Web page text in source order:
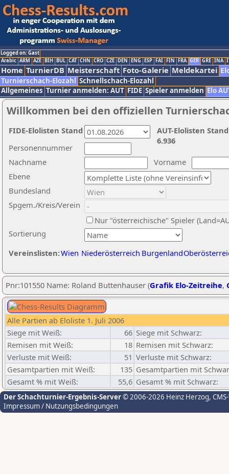
Logged on: Gast
Arabic ARM AZE BIH BUL CAT CHN CRO CZE DEN ENG ESP FAI FIN FRA GER GRE INA
Home TurnierDB Meisterschaft Foto-Galerie Meldekartei
Turnierschach-Elozahl Schnellschach-Elozahl
Allgemeines Turnier anmelden: AUT FIDE Spieler anmelden Elo
Willkommen bei den offiziellen
Nachname
Vorname
Ebene
Sortierung
Personennummer
Bundesland
Spgem./Kreis/Verein
Nur "österreichische" Spieler
Vereinslisten:Wien Niederösterreich Burgenland
AUT-Elolisten
6.936
FIDE-Elolisten Stand
Pnr:101550 Name: Roland Buttenhauser (Grafik Elo-Zeitreihe,
Alle Partien ab Eloliste 1. Juli 2006
Siege mit Weiß:
66 Siege mit Schwarz:
Remisen mit Weiß:
18 Remisen mit Schwarz:
Verluste mit Weiß:
51 Verluste mit Schwarz:
Gesamtpartien mit Weiß:
135 Gesamtpartien mit
Gesamt % mit Weiß:
55,6 Gesamt % mit Schwarz:
Der Schachturnier-Ergebnis-Server© 2006-2026 Heinz Herzog,
Impressum / Nutzungsbedingungen